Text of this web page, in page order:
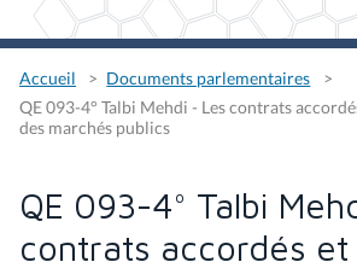
Accueil
Documents parlementaires
QE 093-4° Talbi Mehdi - Les contrats
des marchés publics
QE 093-4° Talbi
contrats accordés et